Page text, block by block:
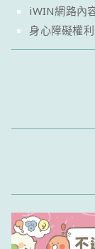
iWIN網路內
身心障礙權